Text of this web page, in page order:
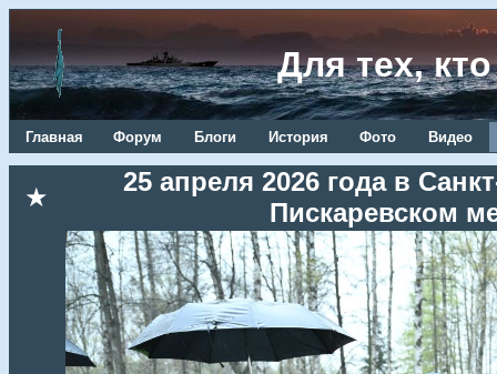
Для тех,
Главная Форум Блоги История Фото Видео
★
25 апреля 2026 года в
Пискаревском